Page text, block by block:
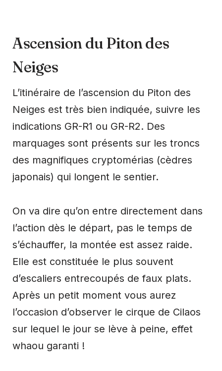
Ascension du Piton des
Neiges
L’itinéraire de l’ascension du Piton des
Neiges est très bien indiquée, suivre les
indications GR-R1 ou GR-R2. Des
marquages sont présents sur les troncs
des magnifiques cryptomérias (cèdres
japonais) qui longent le sentier.
On va dire qu’on entre directement dans
l’action dès le départ, pas le temps de
s’échauffer, la montée est assez raide.
Elle est constituée le plus souvent
d’escaliers entrecoupés de faux plats.
Après un petit moment vous aurez
l’occasion d’observer le cirque de Cilaos
sur lequel le jour se lève à peine, effet
whaou garanti !